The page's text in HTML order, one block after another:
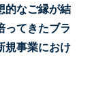
的なご縁が結
ってきたブラ
規事業におけ